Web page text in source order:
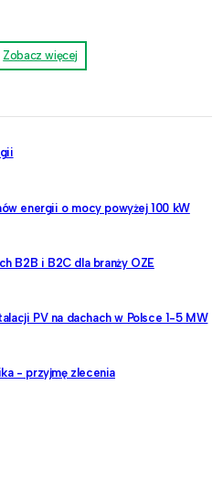
Zobacz więcej
energii o mocy powyżej 100 kW
B2B i B2C dla branży OZE
PV na dachach w Polsce 1-5 MW
- przyjmę zlecenia